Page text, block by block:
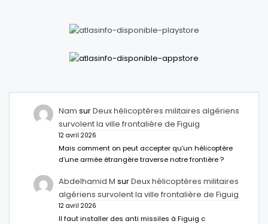
Nam surDeux hélicoptères militaires algériens
survolent la ville frontalière de Figuig
12 avril 2026
Mais comment on peut accepter qu’un hélicoptère
d’une armée étrangère traverse notre frontière ?
Abdelhamid M surDeux hélicoptères militaires
algériens survolent la ville frontalière de Figuig
12 avril 2026
Il faut installer des anti missiles à Figuig c